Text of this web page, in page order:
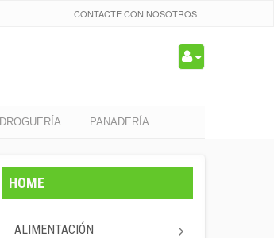
CONTACTE CON NOSOTROS
DROGUERÍA PANADERÍA
HOME
ALIMENTACIÓN